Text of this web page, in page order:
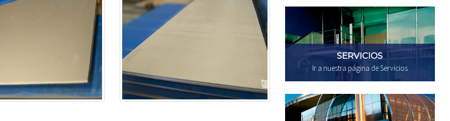
SERVICIOS
Ir a nuestra página de Servicios